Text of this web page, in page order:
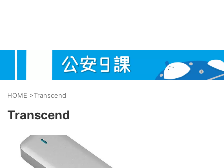
HOME >Transcend
Transcend